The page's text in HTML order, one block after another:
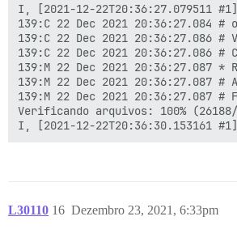
I, [2021-12-22T20:36:27.079511
139:C 22 Dec 2021 20:36:27.084 #
139:C 22 Dec 2021 20:36:27.086
139:C 22 Dec 2021 20:36:27.086 #
139:M 22 Dec 2021 20:36:27.087 *
139:M 22 Dec 2021 20:36:27.087
139:M 22 Dec 2021 20:36:27.087
Verificando arquivos: 100%
L30110 Dezembro 23, 2021, 6:33pm
16